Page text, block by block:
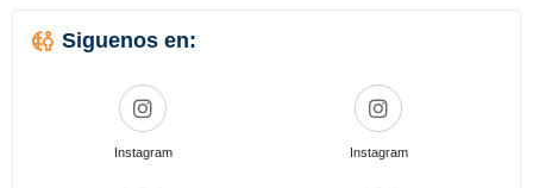
Siguenos en:
Instagram Instagram